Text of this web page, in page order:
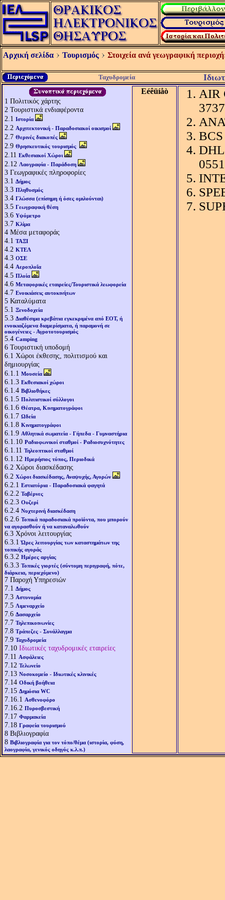
Αρχική σελίδα Τουρισμός Στοιχεία ανά γεωγραφική
Ταχυδρομεία
1 Πολιτικός χάρτης
2 Τουριστικά ενδιαφέροντα
2.1 Ιστορία
2.2 Αρχιτεκτονική - Παραδοσιακοί οικισμοί
2.7 Θερινές διακοπές
2.9 Θρησκευτικός τουρισμός
2.11 Εκθεσιακοί Χώροι
2.12 Λαογραφία - Παράδοση
3 Γεωγραφικές πληροφορίες
3.1 Δήμος
3.3 Πληθυσμός
3.4 Γλώσσα (επίσημη ή όσες ομιλούνται)
3.5 Γεωγραφική θέση
3.6 Υψόμετρο
3.7 Κλίμα
4 Μέσα μεταφοράς
4.1 ΤΑΞΙ
4.2 ΚΤΕΛ
4.3 ΟΣΕ
4.4 Αεροπλοΐα
4.5 Πλοία
4.6 Μεταφορικές εταιρείες/Τουριστικά λεωφορεία
4.7 Ενοικιάσεις αυτοκινήτων
5 Καταλύματα
5.1 Ξενοδοχεία
5.3 Διαθέσιμα κρεβάτια εγκεκριμένα από ΕΟΤ, ή
ενοικιαζόμενα διαμερίσματα, ή παραμονή σε
οικογένειες - Αγροτοτουρισμός
5.4 Camping
6 Τουριστική υποδομή
6.1 Χώροι έκθεσης, πολιτισμού και
δημιουργίας
6.1.1 Μουσεία
6.1.3 Εκθεσιακοί χώροι
6.1.4 Βιβλιοθήκες
6.1.5 Πολιτιστικοί σύλλογοι
6.1.6 Θέατρα, Κινηματογράφοι
6.1.7 Ωδεία
6.1.8 Κινηματογράφοι
6.1.9 Αθλητικά σωματεία - Γήπεδα - Γυμναστήρια
6.1.10 Ραδιοφωνικοί σταθμοί - Ραδιοσυχνότητες
6.1.11 Τηλεοπτικοί σταθμοί
6.1.12 Ημερήσιος τύπος, Περιοδικά
6.2 Χώροι διασκέδασης
6.2 Χώροι διασκέδασης, Αναψυχής, Αγορών
6.2.1 Εστιατόρια - Παραδοσιακά φαγητά
6.2.2 Ταβέρνες
6.2.3 Ουζερί
6.2.4 Νυχτερινή διασκέδαση
6.2.6 Τοπικά παραδοσιακά προϊόντα, που μπορούν
να αγορασθούν ή να καταναλωθούν
6.3 Χρόνοι λειτουργίας
6.3.1Ώρες λειτουργίας των καταστημάτων της
τοπικής αγοράς
6.3.2 Ημέρες αργίας
6.3.3 Τοπικές γιορτές (σύντομη περιγραφή, πότε,
διάρκεια, περιεχόμενο)
7 Παροχή Υπηρεσιών
7.1 Δήμος
7.3 Αστυνομία
7.5 Λιμεναρχείο
7.6 Δασαρχείο
7.7 Τηλεπικοινωνίες
7.8 Τράπεζες - Συνάλλαγμα
7.9 Ταχυδρομεία
7.10 Ιδιωτικές ταχυδρομικές εταιρείες
7.11 Ασφάλειες
7.12 Τελωνείο
7.13 Νοσοκομείο - Ιδιωτικές κλινικές
7.14 Οδική βοήθεια
7.15 Δημόσια WC
7.16.1 Ασθενοφόρο
7.16.2 Πυροσβεστική
7.17 Φαρμακεία
7.18 Γραφεία τουρισμού
8 Βιβλιογραφία
8 Βιβλιογραφία για τον τόπο/θέμα (ιστορία, φύση,
λαογραφία, γενικός οδηγός κ.λ.π.)
Eéêüíåò
AIR